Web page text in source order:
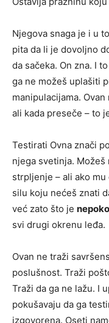
Njegova snaga je i u
pita da li je dovoljno
da sačeka. On zna. I
ga ne možeš uplašiti
manipulacijama.
ali kada preseče – to
Testirati Ovna znači
njega svetinja.
strpljenje – ali ako
silu koju nećeš znati
već zato što je
svi drugi okrenu leđa.
Ovan ne traži
poslušnost. Traži
Traži da ga ne lažu. I
pokušavaju da ga
izgovorena. Oseti